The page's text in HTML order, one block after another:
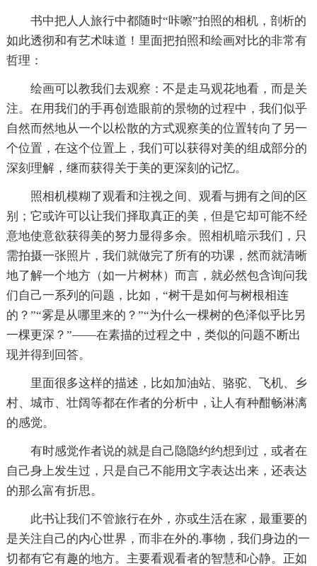
书中把人人旅行中都随时“咔嚓”拍照的相机，剖析的
如此透彻和有艺术味道！里面把拍照和绘画对比的非常有
哲理：
绘画可以教我们去观察：不是走马观花地看，而是关
注。在用我们的手再创造眼前的景物的过程中，我们似乎
自然而然地从一个以松散的方式观察美的位置转向了另一
个位置，在这个位置上，我们可以获得对美的组成部分的
深刻理解，继而获得关于美的更深刻的记忆。
照相机模糊了观看和注视之间、观看与拥有之间的区
别；它或许可以让我们择取真正的美，但是它却可能不经
意地使意欲获得美的努力显得多余。照相机暗示我们，只
需拍摄一张照片，我们就做完了所有的功课，然而就清晰
地了解一个地方（如一片树林）而言，就必然包含询问我
们自己一系列的问题，比如，“树干是如何与树根相连
的？”“雾是从哪里来的？”“为什么一棵树的色泽似乎比另
一棵更深？”——在素描的过程之中，类似的问题不断出
现并得到回答。
里面很多这样的描述，比如加油站、骆驼、飞机、乡
村、城市、壮阔等都在作者的分析中，让人有种酣畅淋漓
的感觉。
有时感觉作者说的就是自己隐隐约约想到过，或者在
自己身上发生过，只是自己不能用文字表达出来，还表达
的那么富有折思。
此书让我们不管旅行在外，亦或生活在家，最重要的
是关注自己的内心世界，而非在外的.事物，我们身边的一
切都有它有趣的地方。主要看观看者的智慧和心静。正如